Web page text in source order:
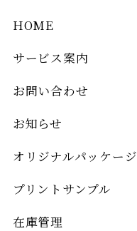
HOME
サービス案内
お問い合わせ
お知らせ
オリジナルパッケージ
プリントサンプル
在庫管理